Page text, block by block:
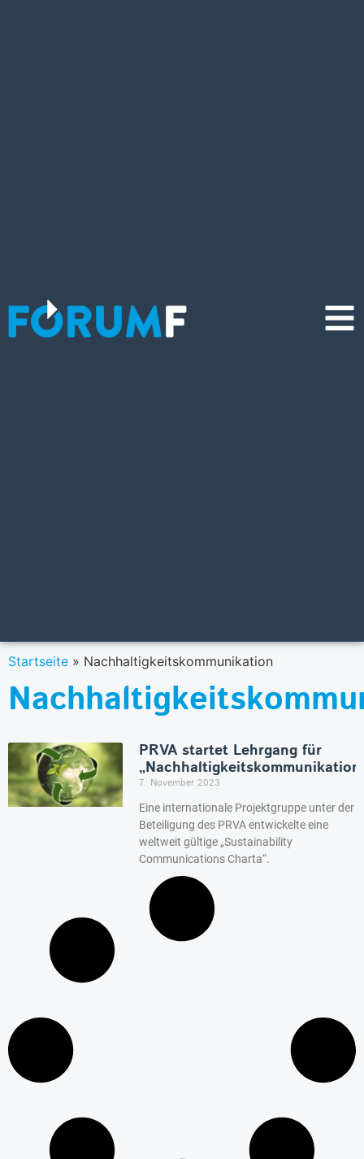
Startseite » Nachhaltigkeitskommunikation
PRVA startet Lehrgang für
7. November 2023
Eine internationale Projektgruppe unter der
Beteiligung des PRVA entwickelte eine
weltweit gültige „Sustainability
Communications Charta“.